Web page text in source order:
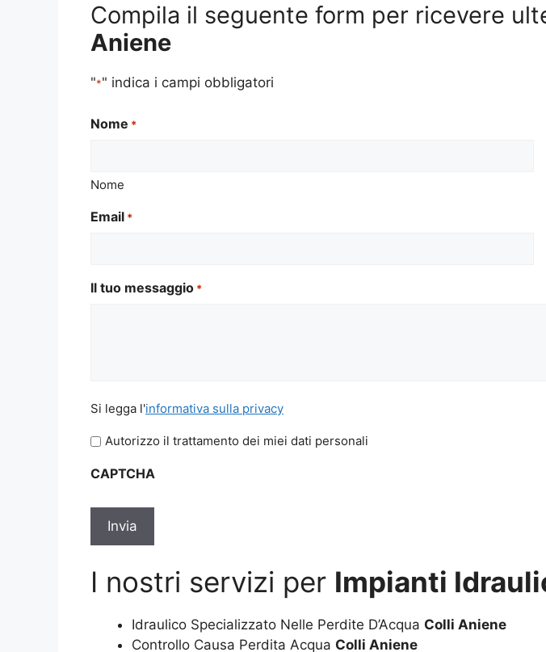
Compila il seguente form per ricevere
Aniene
"*" indica i campi obbligatori
Nome *
Nome
Email *
Il tuo messaggio *
Si
l'informativa
sulla
*
Si legga l'informativa sulla privacy
Autorizzo il trattamento dei miei dati personali
CAPTCHA
I nostri servizi per Impianti
Idraulico Specializzato Nelle Perdite D’Acqua Colli Aniene
Controllo Causa Perdita Acqua Colli Aniene